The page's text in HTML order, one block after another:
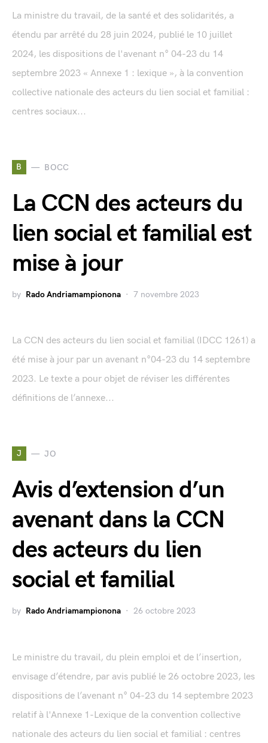
La ministre du travail, de la santé et des solidarités, a
étendu par arrêté du 28 juin 2024, publié le 10 juillet
2024, les dispositions de l'avenant n° 04-23 du 14
septembre 2023 « Annexe 1 : lexique », à la convention
collective nationale des acteurs du lien social et familial :
centres sociaux...
B BOCC
La CCN des acteurs du
lien social et familial est
mise à jour
by Rado Andriamampionona 7 novembre 2023
La CCN des acteurs du lien social et familial (IDCC 1261) a
été mise à jour par un avenant n°04-23 du 14 septembre
2023. Le texte a pour objet de réviser les différentes
définitions de l’annexe...
J JO
Avis d’extension d’un
avenant dans la CCN
des acteurs du lien
social et familial
by Rado Andriamampionona 26 octobre 2023
Le ministre du travail, du plein emploi et de l’insertion,
envisage d’étendre, par avis publié le 26 octobre 2023, les
dispositions de l’avenant n° 04-23 du 14 septembre 2023
relatif à l'Annexe 1-Lexique de la convention collective
nationale des acteurs du lien social et familial : centres